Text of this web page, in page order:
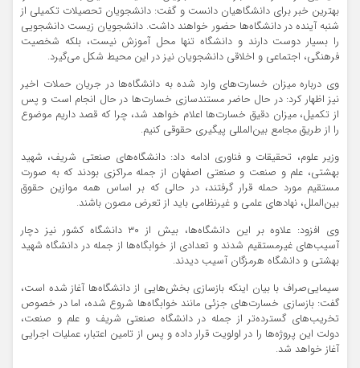
بهترین خبر برای دانشگاهیان دانست و گفت: دانشجویان تحصیلات تکمیلی از
شنبه آینده در دانشگاه‌ها حضور خواهند داشت. دانشجویان زیست دانشجویی
را بسیار دوست دارند و دانشگاه تنها محل آموزش نیست، بلکه شخصیت
فرهنگی، اجتماعی و اخلاقی دانشجویان نیز در این محیط شکل می‌گیرد.
وی درباره میزان خسارت‌های وارد شده به دانشگاه‌ها در جریان حملات اخیر
نیز اظهار کرد: در حال حاضر مستندسازی خسارت‌ها در حال انجام است و پس
از تکمیل، میزان دقیق خسارت‌ها اعلام خواهد شد، چرا که قصد داریم موضوع
را از طریق مجامع بین‌المللی پیگیری حقوقی کنیم.
وزیر علوم، تحقیقات و فناوری ادامه داد: دانشگاه‌های صنعتی شریف، شهید
بهشتی، علم و صنعت و صنعتی اصفهان از جمله مراکزی بودند که به صورت
مستقیم مورد حمله قرار گرفتند، در حالی که بر اساس همه موازین حقوق
بین‌الملل، نهاد‌های علمی و غیرنظامی باید از تعرض مصون باشند.
وی افزود: علاوه بر این دانشگاه‌ها، بیش از ۳۰ دانشگاه کشور نیز دچار
آسیب‌های غیرمستقیم شدند و تعدادی از خوابگاه‌ها از جمله در دانشگاه شهید
بهشتی و دانشگاه هرمزگان آسیب دیدند.
سیمایی‌صراف با بیان اینکه بازسازی بخش‌هایی از دانشگاه‌ها آغاز شده است،
گفت: بازسازی خسارت‌های جزئی مانند خوابگاه‌ها شروع شده، اما در خصوص
تخریب‌های گسترده‌تر از جمله در دانشگاه صنعتی شریف و علم و صنعت،
دولت این پروژه‌ها را در اولویت قرار داده و پس از تامین اعتبار، عملیات اجرایی
آغاز خواهد شد.